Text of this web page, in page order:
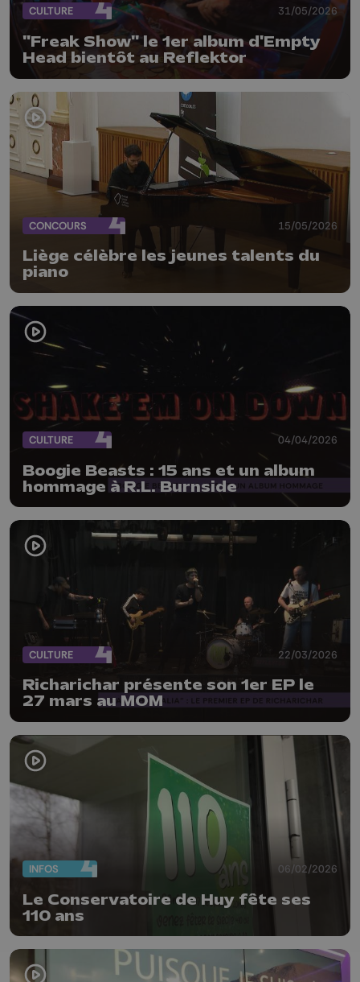
CULTURE 31/05/2026
"Freak Show" le 1er album d'Empty
Head bientôt au Reflektor
CONCOURS 15/05/2026
Liège célèbre les jeunes talents du
piano
CULTURE 04/04/2026
Boogie Beasts : 15 ans et un album
hommage à R.L. Burnside
CULTURE 22/03/2026
Richarichar présente son 1er EP le
27 mars au MOM
INFOS 06/02/2026
Le Conservatoire de Huy fête ses
110 ans